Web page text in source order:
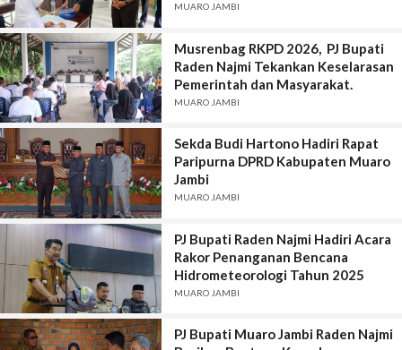
MUARO JAMBI
Musrenbag RKPD 2026, PJ Bupati
Raden Najmi Tekankan Keselarasan
Pemerintah dan Masyarakat.
MUARO JAMBI
Sekda Budi Hartono Hadiri Rapat
Paripurna DPRD Kabupaten Muaro
Jambi
MUARO JAMBI
PJ Bupati Raden Najmi Hadiri Acara
Rakor Penanganan Bencana
Hidrometeorologi Tahun 2025
MUARO JAMBI
PJ Bupati Muaro Jambi Raden Najmi